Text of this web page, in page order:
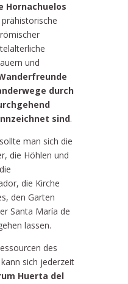
Hornachuelos
und
durch
sind.
man sich die
die Höhlen und
die Kirche
den Garten
Santa María de
lassen.
des
sich jederzeit
Huerta del